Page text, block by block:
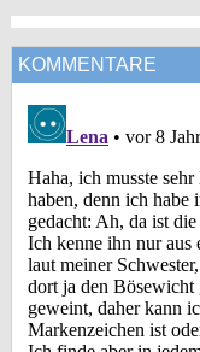
KOMMENTARE